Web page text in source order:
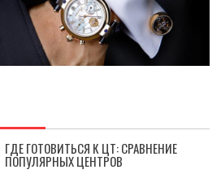
ГДЕ ГОТОВИТЬСЯ К ЦТ: СРАВНЕНИЕ
ПОПУЛЯРНЫХ ЦЕНТРОВ